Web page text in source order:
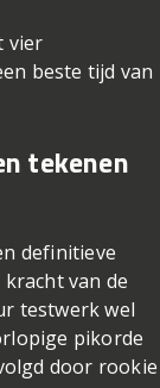
vier
beste tijd van
tekenen
definitieve
van de
testwerk wel
pikorde
door rookie